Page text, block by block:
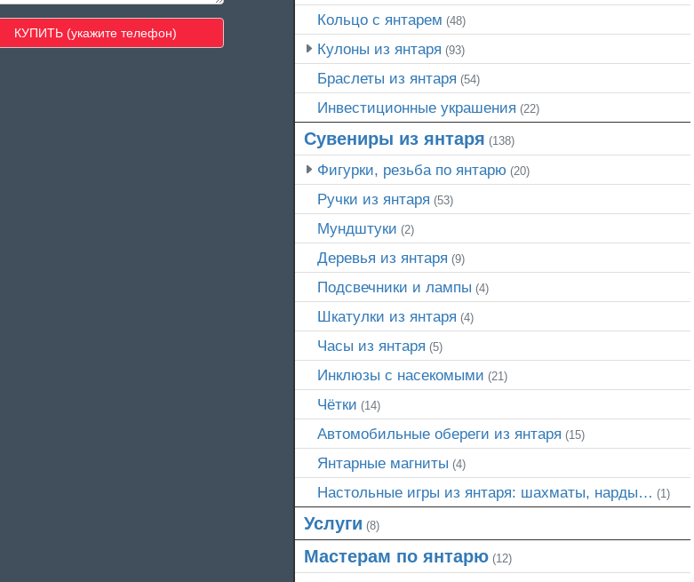
Кольцо с янтарем (48)
Кулоны из янтаря (93)
Браслеты из янтаря (54)
Инвестиционные украшения (22)
Сувениры из янтаря (138)
Фигурки, резьба по янтарю (20)
Ручки из янтаря (53)
Мундштуки (2)
Деревья из янтаря (9)
Подсвечники и лампы (4)
Шкатулки из янтаря (4)
Часы из янтаря (5)
Инклюзы с насекомыми (21)
Чётки (14)
Автомобильные обереги из янтаря (15)
Янтарные магниты (4)
Настольные игры из янтаря: шахматы, нарды… (1)
Услуги (8)
Мастерам по янтарю(12)